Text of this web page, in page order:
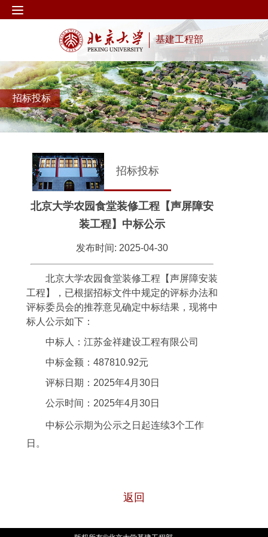
基建工程部
招标投标
招标投标
北京大学农园食堂装修工程【声屏障安
装工程】中标公示
发布时间: 2025-04-30
北京大学农园食堂装修工程【声屏障安装
工程】，已根据招标文件中规定的评标办法和
评标委员会的推荐意见确定中标结果，现将中
标人公示如下：
中标人：江苏金祥建设工程有限公司
中标金额：487810.92元
评标日期：2025年4月30日
公示时间：2025年4月30日
中标公示期为公示之日起连续3个工作
日。
返回